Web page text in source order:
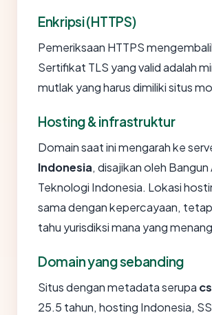
Enkripsi (HTTPS)
Pemeriksaan HTTPS
Sertifikat TLS yang valid adalah
mutlak yang harus dimiliki situs
Hosting & infrastruktur
Domain saat ini mengarah ke
Indonesia, disajikan oleh Bangun
Teknologi Indonesia. Lokasi
sama dengan kepercayaan,
tahu yurisdiksi mana yang
Domain yang sebanding
Situs dengan metadata serupa
25.5 tahun, hosting Indonesia,